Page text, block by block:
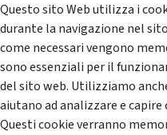
Questo sito Web utilizza i
durante la navigazione nel
come necessari vengono
sono essenziali per il
del sito web. Utilizziamo
aiutano ad analizzare e
Questi cookie verranno